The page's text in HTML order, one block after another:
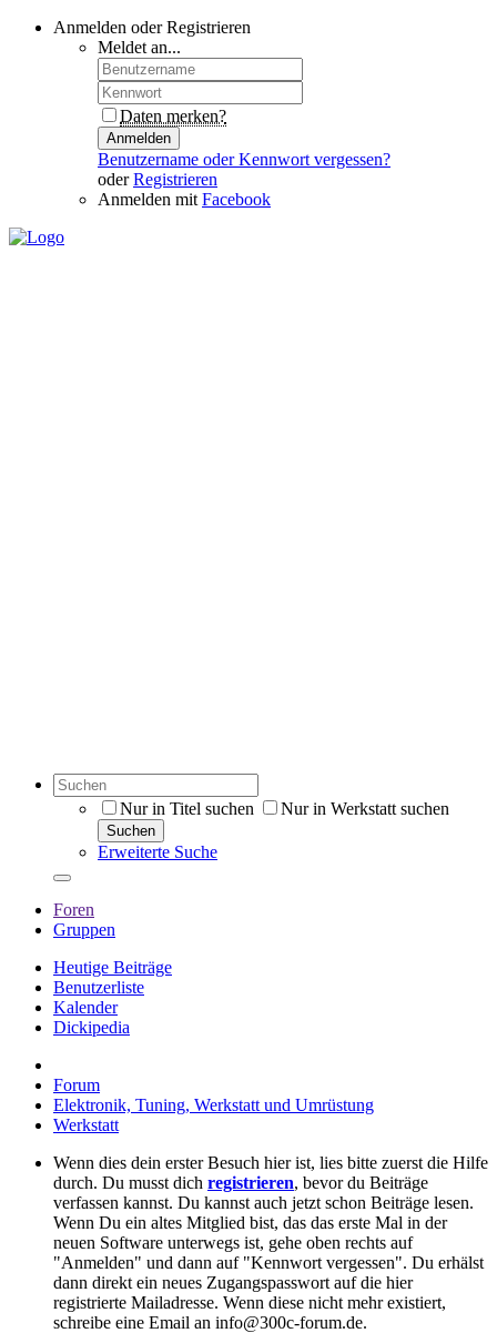
Anmelden oder Registrieren
Meldet an...
Daten merken?
Anmelden
Benutzername oder Kennwort vergessen?
oderRegistrieren
Anmelden mit Facebook
Nur in Titel suchen Nur in Werkstatt suchen
Suchen
Erweiterte Suche
Foren
Gruppen
Heutige Beiträge
Benutzerliste
Kalender
Dickipedia
Forum
Elektronik, Tuning, Werkstatt und Umrüstung
Werkstatt
Wenn dies dein erster Besuch hier ist, lies bitte zuerst die Hilfe
durch. Du musst dich registrieren, bevor du Beiträge
verfassen kannst. Du kannst auch jetzt schon Beiträge lesen.
Wenn Du ein altes Mitglied bist, das das erste Mal in der
neuen Software unterwegs ist, gehe oben rechts auf
"Anmelden" und dann auf "Kennwort vergessen". Du erhälst
dann direkt ein neues Zugangspasswort auf die hier
registrierte Mailadresse. Wenn diese nicht mehr existiert,
schreibe eine Email an info@300c-forum.de.